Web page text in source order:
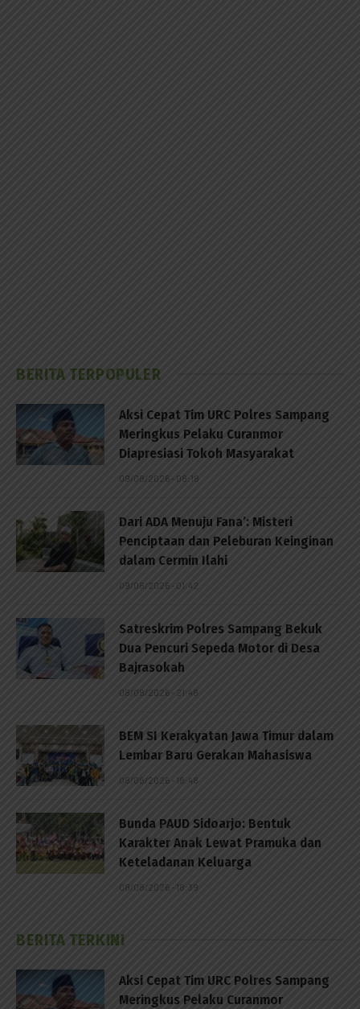
BERITA TERPOPULER
Aksi Cepat Tim URC Polres Sampang
Meringkus Pelaku Curanmor
Diapresiasi Tokoh Masyarakat
09/08/2026 - 08:18
Dari ADA Menuju Fana’: Misteri
Penciptaan dan Peleburan Keinginan
dalam Cermin Ilahi
09/08/2026 - 01:42
Satreskrim Polres Sampang Bekuk
Dua Pencuri Sepeda Motor di Desa
Bajrasokah
08/08/2026 - 21:48
BEM SI Kerakyatan Jawa Timur dalam
Lembar Baru Gerakan Mahasiswa
08/08/2026 - 18:48
Bunda PAUD Sidoarjo: Bentuk
Karakter Anak Lewat Pramuka dan
Keteladanan Keluarga
08/08/2026 - 18:39
BERITA TERKINI
Aksi Cepat Tim URC Polres Sampang
Meringkus Pelaku Curanmor